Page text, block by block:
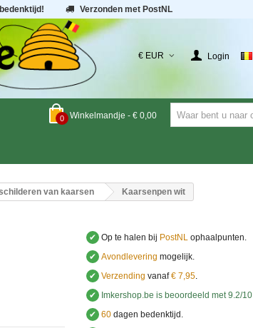
Verzonden met PostNL
€ EUR Login
0 Winkelmandje - € 0,00
van kaarsen Kaarsenpen wit
✔ Op te halen bij PostNLophaalpunten.
✔ Avondlevering mogelijk.
✔ Verzending vanaf€ 7,95.
✔
Imkershop.be is beoordeeld met9.2/10
✔ 60dagen bedenktijd.